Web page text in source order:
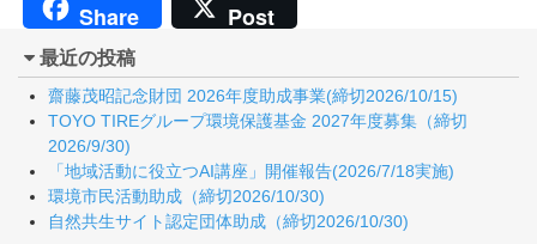
Share Post
最近の投稿
齋藤茂昭記念財団 2026年度助成事業(締切2026/10/15)
TOYO TIREグループ環境保護基金 2027年度募集（締切
2026/9/30)
「地域活動に役立つAI講座」開催報告(2026/7/18実施)
環境市民活動助成（締切2026/10/30)
自然共生サイト認定団体助成（締切2026/10/30)